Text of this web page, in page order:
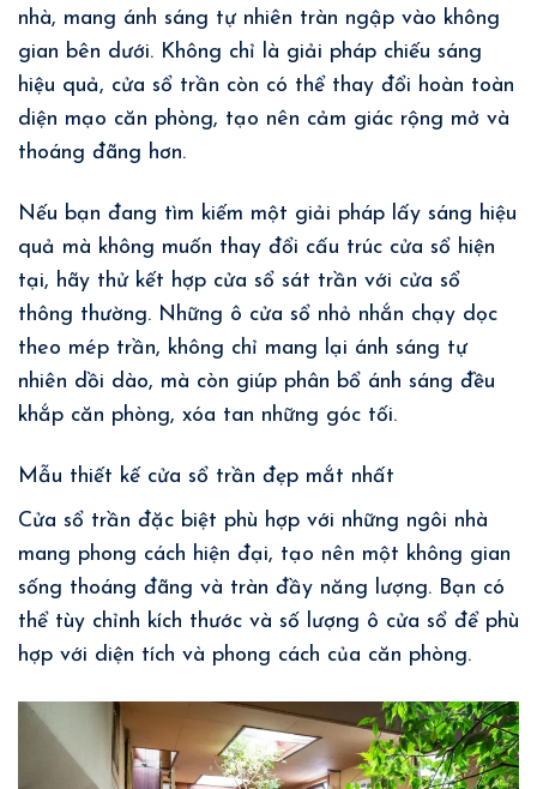
nhà, mang ánh sáng tự nhiên tràn ngập vào không
gian bên dưới. Không chỉ là giải pháp chiếu sáng
hiệu quả, cửa sổ trần còn có thể thay đổi hoàn toàn
diện mạo căn phòng, tạo nên cảm giác rộng mở và
thoáng đãng hơn.
Nếu bạn đang tìm kiếm một giải pháp lấy sáng hiệu
quả mà không muốn thay đổi cấu trúc cửa sổ hiện
tại, hãy thử kết hợp cửa sổ sát trần với cửa sổ
thông thường. Những ô cửa sổ nhỏ nhắn chạy dọc
theo mép trần, không chỉ mang lại ánh sáng tự
nhiên dồi dào, mà còn giúp phân bổ ánh sáng đều
khắp căn phòng, xóa tan những góc tối.
Mẫu thiết kế cửa sổ trần đẹp mắt nhất
Cửa sổ trần đặc biệt phù hợp với những ngôi nhà
mang phong cách hiện đại, tạo nên một không gian
sống thoáng đãng và tràn đầy năng lượng. Bạn có
thể tùy chỉnh kích thước và số lượng ô cửa sổ để phù
hợp với diện tích và phong cách của căn phòng.